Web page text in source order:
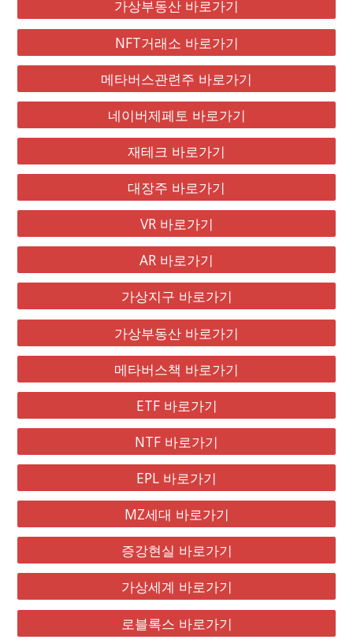
가상부동산 바로가기
NFT거래소 바로가기
메타버스관련주 바로가기
네이버제페토 바로가기
재테크 바로가기
대장주 바로가기
VR 바로가기
AR 바로가기
가상지구 바로가기
가상부동산 바로가기
메타버스책 바로가기
ETF 바로가기
NTF 바로가기
EPL 바로가기
MZ세대 바로가기
증강현실 바로가기
가상세계 바로가기
로블록스 바로가기